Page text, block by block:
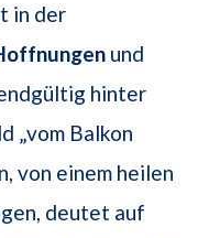
in der
und
hinter
„vom Balkon
von einem heilen
deutet auf